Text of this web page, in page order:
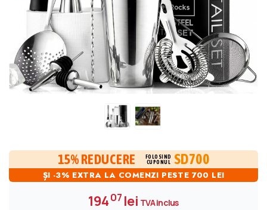
15% REDUCERE
FOLOSIND
CUPONUL
SD700
ȘI -3% EXTRA LA COMENZI PESTE 700 LEI
19407lei TVA inclus